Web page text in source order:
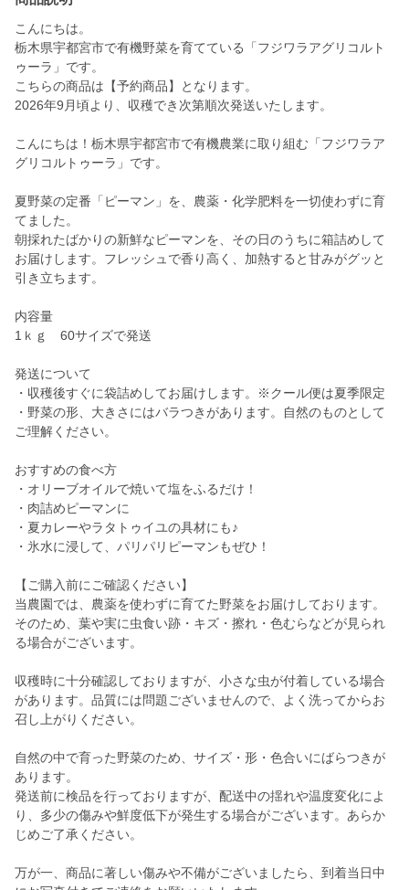
こんにちは。
栃木県宇都宮市で有機野菜を育てている「フジワラアグリコルト
ゥーラ」です。
こちらの商品は【予約商品】となります。
2026年9月頃より、収穫でき次第順次発送いたします。
こんにちは！栃木県宇都宮市で有機農業に取り組む「フジワラア
グリコルトゥーラ」です。
夏野菜の定番「ピーマン」を、農薬・化学肥料を一切使わずに育
てました。
朝採れたばかりの新鮮なピーマンを、その日のうちに箱詰めして
お届けします。フレッシュで香り高く、加熱すると甘みがグッと
引き立ちます。
内容量
1ｋｇ 60サイズで発送
発送について
・収穫後すぐに袋詰めしてお届けします。※クール便は夏季限定
・野菜の形、大きさにはバラつきがあります。自然のものとして
ご理解ください。
おすすめの食べ方
・オリーブオイルで焼いて塩をふるだけ！
・肉詰めピーマンに
・夏カレーやラタトゥイユの具材にも♪
・氷水に浸して、パリパリピーマンもぜひ！
【ご購入前にご確認ください】
当農園では、農薬を使わずに育てた野菜をお届けしております。
そのため、葉や実に虫食い跡・キズ・擦れ・色むらなどが見られ
る場合がございます。
収穫時に十分確認しておりますが、小さな虫が付着している場合
があります。品質には問題ございませんので、よく洗ってからお
召し上がりください。
自然の中で育った野菜のため、サイズ・形・色合いにばらつきが
あります。
発送前に検品を行っておりますが、配送中の揺れや温度変化によ
り、多少の傷みや鮮度低下が発生する場合がございます。あらか
じめご了承ください。
万が一、商品に著しい傷みや不備がございましたら、到着当日中